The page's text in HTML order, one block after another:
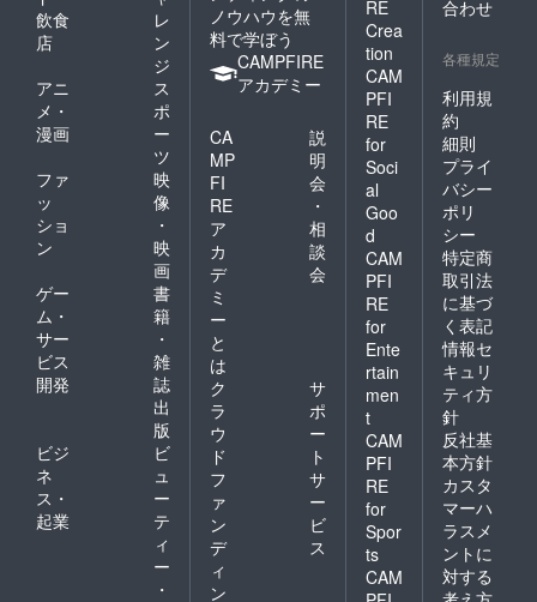
飲食
店
レ
ン
ジ
アニ
メ・
漫画
ス
ポ
ー
ツ
ファ
ッ
ショ
ン
映
像
・
映
画
ゲー
ム・
サー
ビス
開発
書
籍
・
雑
誌
出
版
ビジ
ネ
ス・
起業
ビ
ュ
ー
テ
ィ
ー
・
ノウハウを無
料で学ぼう
CAMPFIRE
アカデミー
CA
MP
FI
RE
ア
カ
デ
ミ
ー
と
は
説
明
会
・
相
談
会
ク
ラ
ウ
ド
フ
ァ
ン
デ
ィ
ン
サ
ポ
ー
ト
サ
ー
ビ
ス
RE
Crea
tion
CAM
PFI
RE
for
Soci
al
Goo
d
CAM
PFI
RE
for
Ente
rtain
men
t
CAM
PFI
RE
for
Spor
ts
CAM
合わせ
各種規定
利用規
約
細則
プライ
バシー
ポリ
シー
特定商
取引法
に基づ
く表記
情報セ
キュリ
ティ方
針
反社基
本方針
カスタ
マーハ
ラスメ
ントに
対する